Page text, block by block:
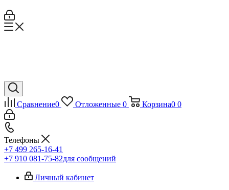
Сравнение0 Отложенные 0 Корзина0 0
Телефоны
+7 499 265-16-41
+7 910 081-75-82для сообщений
Личный кабинет